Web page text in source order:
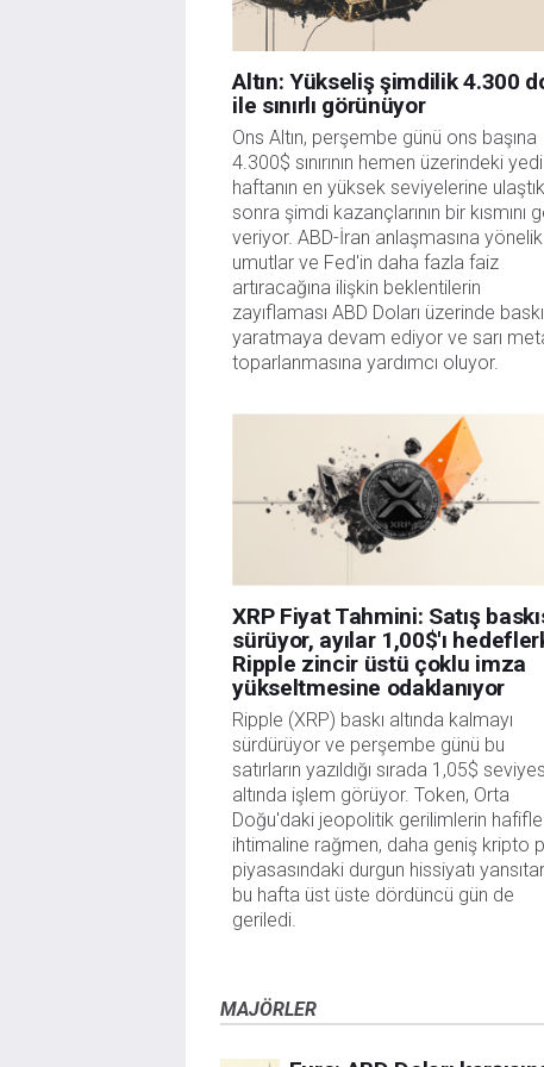
Altın: Yükseliş şimdilik 4.300
ile sınırlı görünüyor
Ons Altın, perşembe günü ons başına
4.300$ sınırının hemen üzerindeki yedi
haftanın en yüksek seviyelerine
sonra şimdi kazançlarının bir kısmını
veriyor. ABD-İran anlaşmasına yönelik
umutlar ve Fed'in daha fazla faiz
artıracağına ilişkin beklentilerin
zayıflaması ABD Doları üzerinde baskı
yaratmaya devam ediyor ve sarı
toparlanmasına yardımcı oluyor.
XRP Fiyat Tahmini: Satış
sürüyor, ayılar 1,00$'ı
Ripple zincir üstü çoklu imza
yükseltmesine odaklanıyor
Ripple (XRP) baskı altında kalmayı
sürdürüyor ve perşembe günü bu
satırların yazıldığı sırada 1,05$
altında işlem görüyor. Token, Orta
Doğu'daki jeopolitik gerilimlerin
ihtimaline rağmen, daha geniş kripto
piyasasındaki durgun hissiyatı
bu hafta üst üste dördüncü gün de
geriledi.
MAJÖRLER